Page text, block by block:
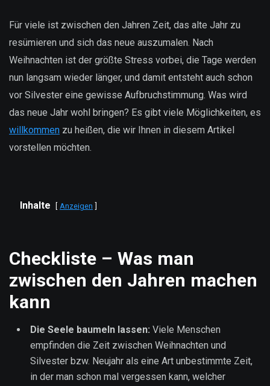
Für viele ist zwischen den Jahren Zeit, das alte Jahr zu
resümieren und sich das neue auszumalen. Nach
Weihnachten ist der größte Stress vorbei, die Tage werden
nun langsam wieder länger, und damit entsteht auch schon
vor Silvester eine gewisse Aufbruchstimmung. Was wird
das neue Jahr wohl bringen? Es gibt viele Möglichkeiten, es
willkommen zu heißen, die wir Ihnen in diesem Artikel
vorstellen möchten.
Inhalte Anzeigen
Checkliste – Was man
zwischen den Jahren machen
kann
Die Seele baumeln lassen: Viele Menschen
empfinden die Zeit zwischen Weihnachten und
Silvester bzw. Neujahr als eine Art unbestimmte Zeit,
in der man schon mal vergessen kann, welcher